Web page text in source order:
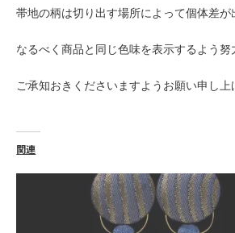
帯地の柄は切り出す場所によって個体差
なるべく商品と同じ色味を表示するよう
ご承知おきくださいますようお願い申し上
関連